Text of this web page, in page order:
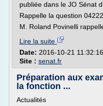
publiée dans le JO Sénat
Rappelle la question 04222
M. Roland Povinelli
Lire la suite
Date: 2016-10-21 11:32:16
Site : senat.fr
Préparation aux
la fonction ...
Actualités